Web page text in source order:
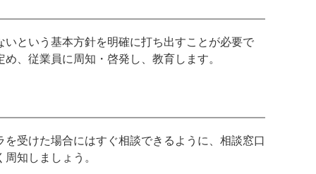
という基本方針を明確に打ち出すことが必要で
、従業員に周知・啓発し、教育します。
受けた場合にはすぐ相談できるように、相談窓口
知しましょう。